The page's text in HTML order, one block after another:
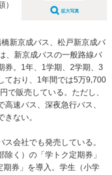
拡大写真
）
新京成バス、松戸新京成バ
、新京成バスの一般路線バ
券。1年、1学期、2学期、3
ており、1年間では5万9,700
で販売している。ただし、
速バス、深夜急行バス、
ない。
会社でも発売している。
く）の「学トク定期券」
券」を導入。学生（小学